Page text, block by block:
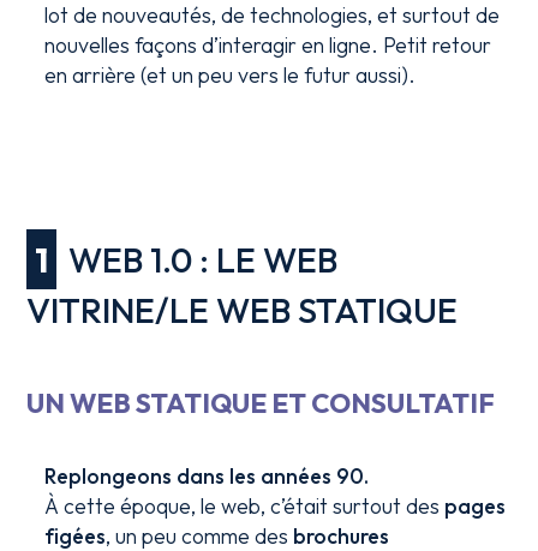
lot de nouveautés, de technologies, et surtout de
nouvelles façons d’interagir en ligne. Petit retour
en arrière (et un peu vers le futur aussi).
1 WEB 1.0 : LE WEB
VITRINE/LE WEB STATIQUE
UN WEB STATIQUE ET CONSULTATIF
Replongeons dans les années 90.
À cette époque, le web, c’était surtout des pages
figées, un peu comme des brochures